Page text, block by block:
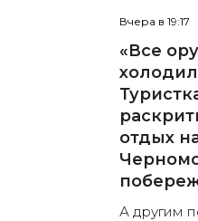
Вчера в 19:17
«Все
отдых
А другим